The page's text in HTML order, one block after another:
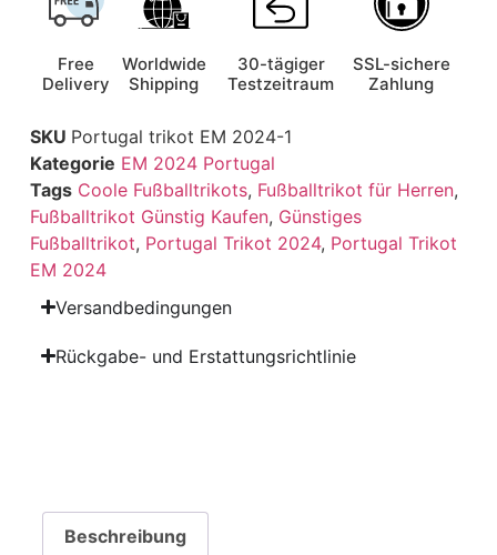
Free
Delivery
Worldwide
Shipping
30-tägiger
Testzeitraum
SSL-sichere
Zahlung
SKU Portugal trikot EM 2024-1
Kategorie EM 2024 Portugal
Tags Coole Fußballtrikots, Fußballtrikot für Herren,
Fußballtrikot Günstig Kaufen, Günstiges
Fußballtrikot, Portugal Trikot 2024, Portugal Trikot
EM 2024
Versandbedingungen
Rückgabe- und Erstattungsrichtlinie
Beschreibung